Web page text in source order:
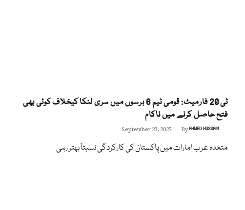
ٹی 20 فارمیٹ: قومی ٹیم 6 برسوں میں سری لنکا کیخلاف کوئی بھی
فتح حاصل کرنے میں ناکام
September 23, 2025 ByAHMED HUSSAIN
متحدہ عرب امارات میں پاکستان کی کارکردگی نسبتاً بہتر رہی